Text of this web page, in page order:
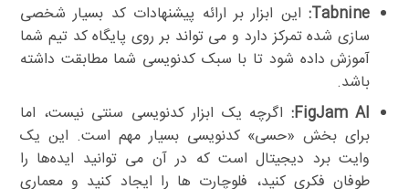
Tabnine:این ابزار بر ارائه پیشنهادات کد بسیار شخصی
سازی شده تمرکز دارد و می تواند بر روی پایگاه کد تیم شما
آموزش داده شود تا با سبک کدنویسی شما مطابقت داشته
باشد.
FigJam AI: اگرچه یک ابزار کدنویسی سنتی نیست، اما
برای بخش «حسی» کدنویسی بسیار مهم است. این یک
وایت برد دیجیتال است که در آن می توانید ایده‌ها را
طوفان فکری کنید، فلوچارت ها را ایجاد کنید و معماری